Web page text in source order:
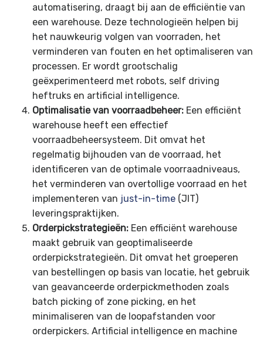
automatisering, draagt bij aan de efficiëntie van
een warehouse. Deze technologieën helpen bij
het nauwkeurig volgen van voorraden, het
verminderen van fouten en het optimaliseren van
processen. Er wordt grootschalig
geëxperimenteerd met robots, self driving
heftruks en artificial intelligence.
Optimalisatie van voorraadbeheer: Een efficiënt
warehouse heeft een effectief
voorraadbeheersysteem. Dit omvat het
regelmatig bijhouden van de voorraad, het
identificeren van de optimale voorraadniveaus,
het verminderen van overtollige voorraad en het
implementeren van just-in-time (JIT)
leveringspraktijken.
Orderpickstrategieën: Een efficiënt warehouse
maakt gebruik van geoptimaliseerde
orderpickstrategieën. Dit omvat het groeperen
van bestellingen op basis van locatie, het gebruik
van geavanceerde orderpickmethoden zoals
batch picking of zone picking, en het
minimaliseren van de loopafstanden voor
orderpickers. Artificial intelligence en machine